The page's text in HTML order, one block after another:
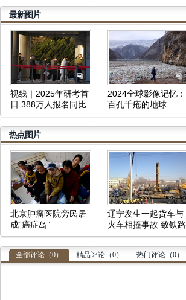
最新图片
视线｜2025年研考首
日 388万人报名同比
减少50万人
2024全球影像记忆：
百孔千疮的地球
热点图片
北京肿瘤医院旁民居
成“癌症岛”
辽宁发生一起货车与
火车相撞事故 致铁路
中断
全部评论（0） 精品评论（0） 热门评论（0）